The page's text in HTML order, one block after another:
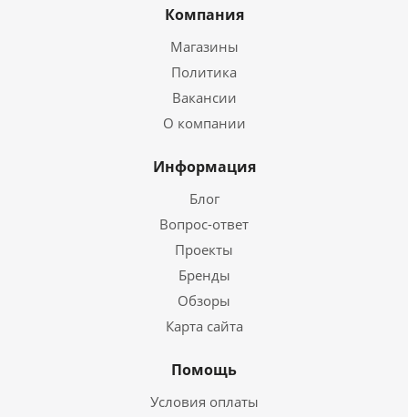
Компания
Магазины
Политика
Вакансии
О компании
Информация
Блог
Вопрос-ответ
Проекты
Бренды
Обзоры
Карта сайта
Помощь
Условия оплаты